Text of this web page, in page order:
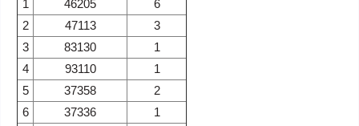
1
46205
6
2
47113
3
3
83130
1
4
93110
1
5
37358
2
6
37336
1